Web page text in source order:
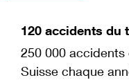
120 accidents du
250 000
Suisse chaque